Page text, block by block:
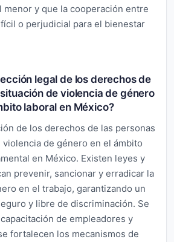
menor y que la cooperación entre
o perjudicial para el bienestar
legal de los derechos de
de violencia de género
laboral en México?
de los derechos de las personas
de género en el ámbito
en México. Existen leyes y
prevenir, sancionar y erradicar la
en el trabajo, garantizando un
y libre de discriminación. Se
de empleadores y
fortalecen los mecanismos de